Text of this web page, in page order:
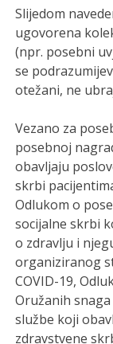
Slijedom
ugovorena
(npr. posebni
se
otežani, ne
Vezano za
posebnoj
obavljaju
skrbi
Odlukom o
socijalne skrbi
o zdravlju i
organiziranog
COVID-19,
Oružanih
službe koji
zdravstvene